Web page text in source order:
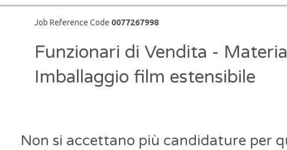
Job Reference Code 0077267998
Funzionari di Vendita -
Imballaggio film estensibile
Non si accettano più candidature per